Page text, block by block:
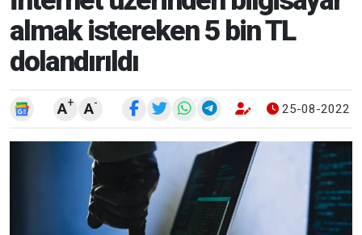
almak istereken 5 bin TL
dolandırıldı
A+ A- 25-08-2022